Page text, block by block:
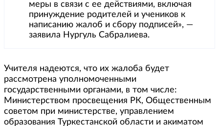
меры в связи с ее действиями, включая
принуждение родителей и учеников к
написанию жалоб и сбору подписей», —
заявила Нургуль Сабралиева.
Учителя надеются, что их жалоба будет
рассмотрена уполномоченными
государственными органами, в том числе:
Министерством просвещения РК, Общественным
советом при министерстве, управлением
образования Туркестанской области и акиматом